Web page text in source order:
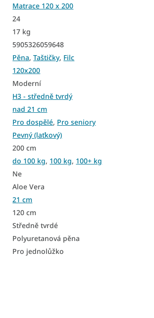
Matrace 120 x 200
24
17 kg
5905326059648
Pěna,Taštičky, Filc
120x200
Moderní
H3 - středně tvrdý
nad 21 cm
Pro dospělé, Pro seniory
Pevný (laťkový)
200 cm
do 100 kg, 100 kg, 100+ kg
Ne
Aloe Vera
21 cm
120 cm
Středně tvrdé
Polyuretanová pěna
Pro jednolůžko